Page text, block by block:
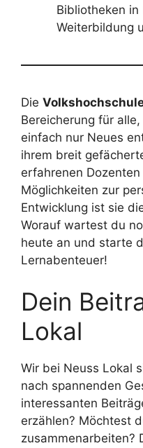
Bibliotheken in
Weiterbildung
Die
Bereicherung für
einfach nur Neues
ihrem breit
erfahrenen
Möglichkeiten zur
Entwicklung ist sie
Worauf wartest du
heute an und starte
Lernabenteuer!
Dein
Lokal
Wir bei Neuss Lokal
nach spannenden
interessanten
erzählen? Möchtest
zusammenarbeiten?